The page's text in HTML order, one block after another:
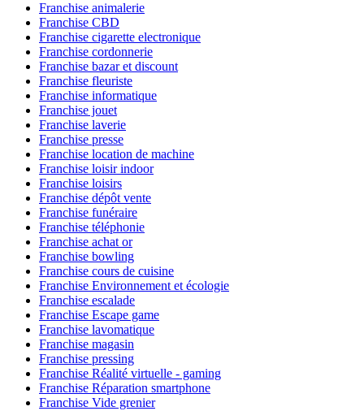
Franchise animalerie
Franchise CBD
Franchise cigarette electronique
Franchise cordonnerie
Franchise bazar et discount
Franchise fleuriste
Franchise informatique
Franchise jouet
Franchise laverie
Franchise presse
Franchise location de machine
Franchise loisir indoor
Franchise loisirs
Franchise dépôt vente
Franchise funéraire
Franchise téléphonie
Franchise achat or
Franchise bowling
Franchise cours de cuisine
Franchise Environnement et écologie
Franchise escalade
Franchise Escape game
Franchise lavomatique
Franchise magasin
Franchise pressing
Franchise Réalité virtuelle - gaming
Franchise Réparation smartphone
Franchise Vide grenier